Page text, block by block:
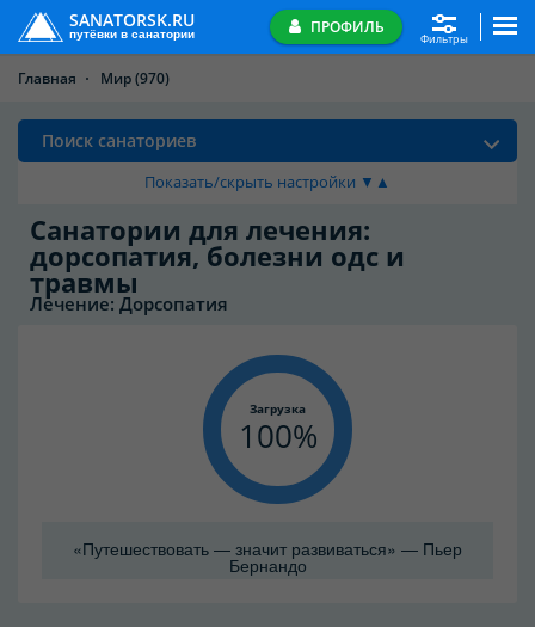
SANATORSK.RU
путёвки в санатории ПРОФИЛЬ
Фильтры
Главная Мир(970)
Поиск санаториев
Показать/скрыть настройки ▼▲
Санатории для лечения:
дорсопатия, болезни одс и
травмы
Лечение: Дорсопатия
Загрузка
100
«Путешествовать — значит развиваться» — Пьер
Бернандо